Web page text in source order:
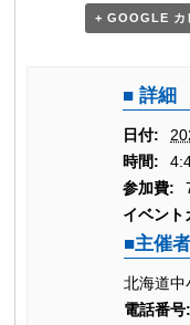
+ GOOGLE カ
詳細
日付:
時間:
参加費:
イベント
主催者
北海道中
電話番号: